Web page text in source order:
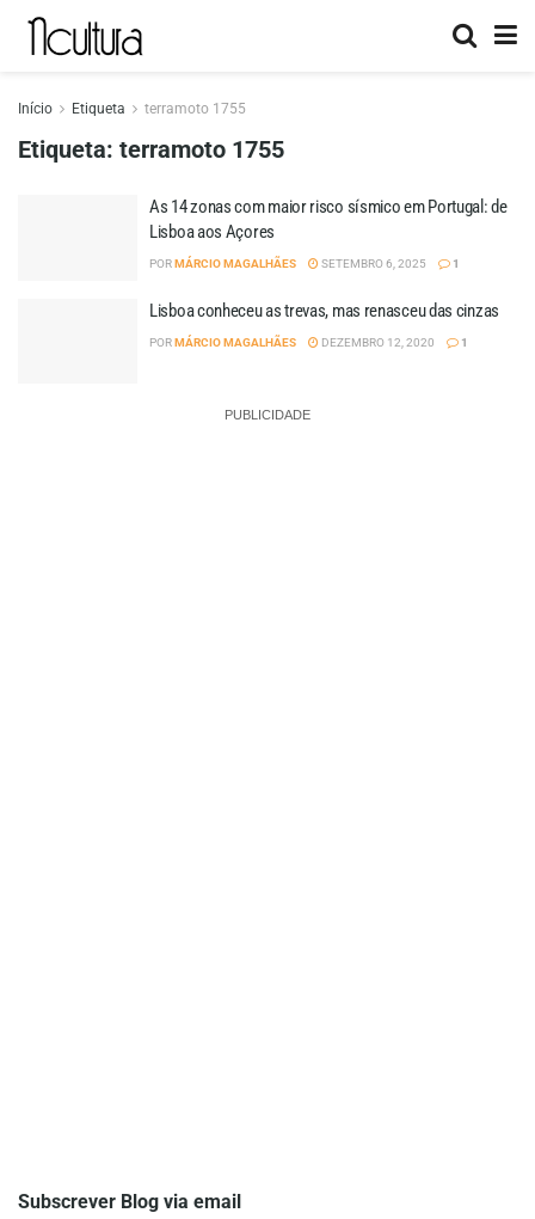
Início Etiqueta terramoto 1755
Etiqueta: terramoto 1755
As 14 zonas com maior risco sísmico em Portugal: de
Lisboa aos Açores
PORMÁRCIO MAGALHÃES SETEMBRO 6, 2025 1
Lisboa conheceu as trevas, mas renasceu das cinzas
PORMÁRCIO MAGALHÃES DEZEMBRO 12, 2020 1
PUBLICIDADE
Subscrever Blog via email